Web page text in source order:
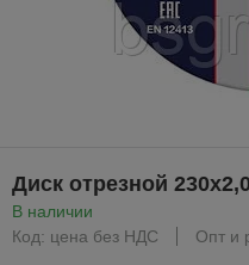
Диск отрезной
В наличии
Код: цена без НДС
Опт и